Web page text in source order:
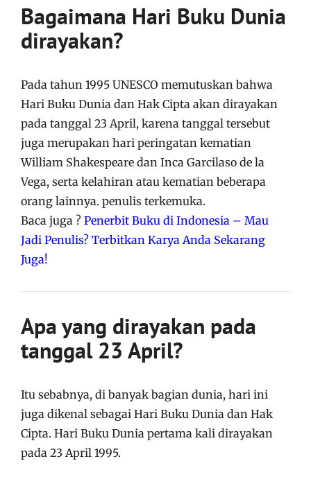
Bagaimana Hari Buku Dunia
dirayakan?
Pada tahun 1995 UNESCO memutuskan bahwa
Hari Buku Dunia dan Hak Cipta akan dirayakan
pada tanggal 23 April, karena tanggal tersebut
juga merupakan hari peringatan kematian
William Shakespeare dan Inca Garcilaso de la
Vega, serta kelahiran atau kematian beberapa
orang lainnya. penulis terkemuka.
Baca juga ? Penerbit Buku di Indonesia – Mau
Jadi Penulis? Terbitkan Karya Anda Sekarang
Juga!
Apa yang dirayakan pada
tanggal 23 April?
Itu sebabnya, di banyak bagian dunia, hari ini
juga dikenal sebagai Hari Buku Dunia dan Hak
Cipta. Hari Buku Dunia pertama kali dirayakan
pada 23 April 1995.